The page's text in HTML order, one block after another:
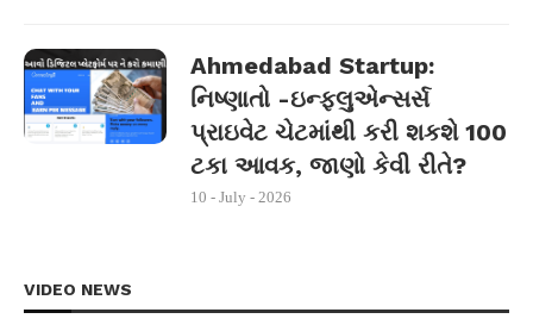
Ahmedabad Startup:
નિષ્ણાતો -ઇન્ફ્લુએન્સર્સ
પ્રાઇવેટ ચેટમાંથી કરી શકશે 100
ટકા આવક, જાણો કેવી રીતે?
10 - July - 2026
VIDEO NEWS